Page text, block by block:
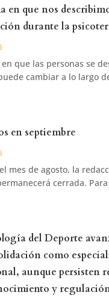
en que nos
durante la
que las personas se
cambiar a lo largo
en septiembre
mes de agosto, la
cerrada.
del Deporte
como
aunque persisten
y